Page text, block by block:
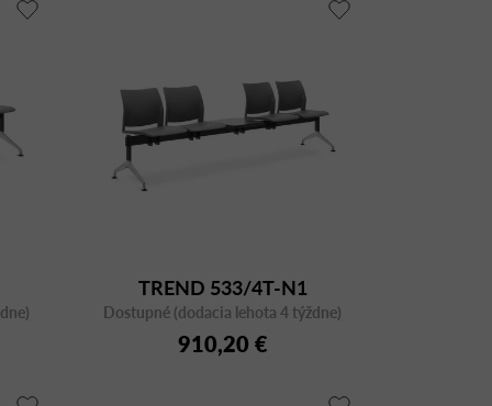
TREND 533/4T-N1
Dostupné (dodacia lehota 4 týždne)
910,20 €